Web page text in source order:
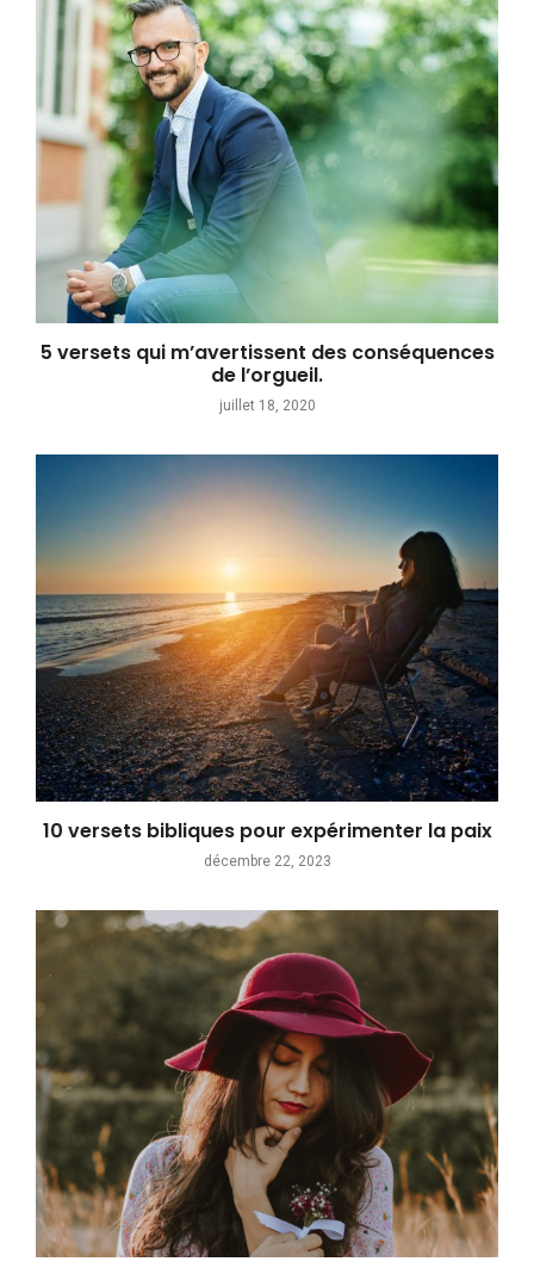
5 versets qui m’avertissent des conséquences
de l’orgueil.
juillet 18, 2020
10 versets bibliques pour expérimenter la paix
décembre 22, 2023